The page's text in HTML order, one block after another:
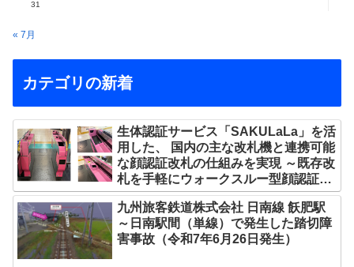
31
« 7月
カテゴリの新着
生体認証サービス「SAKULaLa」を活
用した、 国内の主な改札機と連携可能
な顔認証改札の仕組みを実現 ～既存改
札を手軽にウォークスルー型顔認証改
札へ ～
九州旅客鉄道株式会社 日南線 飫肥駅
～日南駅間（単線）で発生した踏切障
害事故（令和7年6月26日発生）